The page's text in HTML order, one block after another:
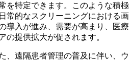
を特定できます。このような積極
常的なスクリーニングにおける画
導入が進み、需要が高まり、医療
の提供拡大が促されます。
、遠隔患者管理の普及に伴い、ウ